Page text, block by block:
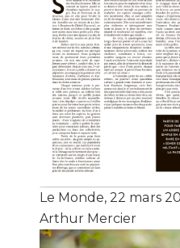
Le Monde, 22 mars
Arthur Mercier